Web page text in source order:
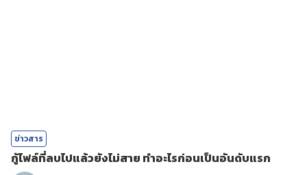
ข่าวสาร
กู้ไฟล์ที่ลบไปแล้วยังไม่สาย ทำอะไรก่อนเป็นอันดับแรก